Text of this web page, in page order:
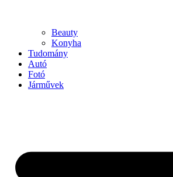
Beauty
Konyha
Tudomány
Autó
Fotó
Járművek